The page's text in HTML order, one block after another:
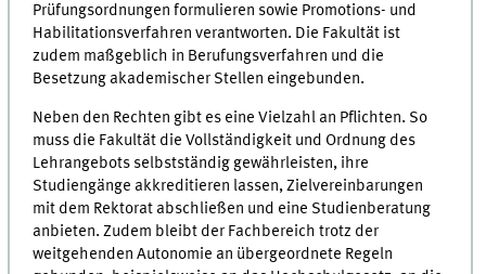
Prüfungsordnungen formulieren sowie Promotions- und
Habilitationsverfahren verantworten. Die Fakultät ist
zudem maßgeblich in Berufungsverfahren und die
Besetzung akademischer Stellen eingebunden.
Neben den Rechten gibt es eine Vielzahl an Pflichten. So
muss die Fakultät die Vollständigkeit und Ordnung des
Lehrangebots selbstständig gewährleisten, ihre
Studiengänge akkreditieren lassen, Zielvereinbarungen
mit dem Rektorat abschließen und eine Studienberatung
anbieten. Zudem bleibt der Fachbereich trotz der
weitgehenden Autonomie an übergeordnete Regeln